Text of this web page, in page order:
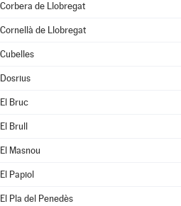
Corbera de Llobregat
Cornellà de Llobregat
Cubelles
Dosrius
El Bruc
El Brull
El Masnou
El Papiol
El Pla del Penedès